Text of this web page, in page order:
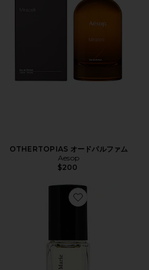
OTHERTOPIAS オードパルファム
Aesop
$200
Favorite 香油